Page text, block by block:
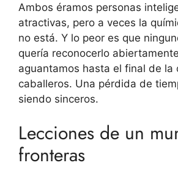
Ambos éramos personas
atractivas, pero a veces la
no está. Y lo peor es que
quería reconocerlo
aguantamos hasta el final de la
caballeros. Una pérdida de
siendo sinceros.
Lecciones de un
fronteras